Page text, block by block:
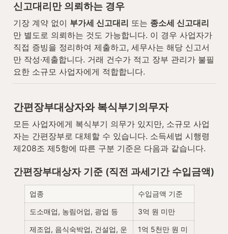
신고대리만 의뢰하는 경우
기장 계약 없이 부가세 신고대리 또는 종소세 신고대리
만 별도로 의뢰하는 것도 가능합니다. 이 경우 사업자가
직접 증빙을 정리하여 제출하고, 세무사는 해당 신고서
만 작성·제출합니다. 거래 건수가 적고 장부 관리가 불필
요한 소규모 사업자에게 적합합니다.
간편장부대상자와 복식부기의무자
모든 사업자에게 복식부기 의무가 있지만, 소규모 사업
자는 간편장부로 대체할 수 있습니다. 소득세법 시행령
제208조 제5항에 따른 구분 기준은 다음과 같습니다.
간편장부대상자 기준 (직전 과세기간 수입금액)
업종 수입금액 기준
도소매업, 농림어업, 광업 등 3억 원 미만
제조업, 음식숙박업, 건설업, 운
1억 5천만 원 미